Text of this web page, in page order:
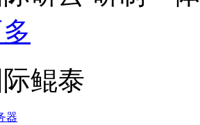
鲲泰
器